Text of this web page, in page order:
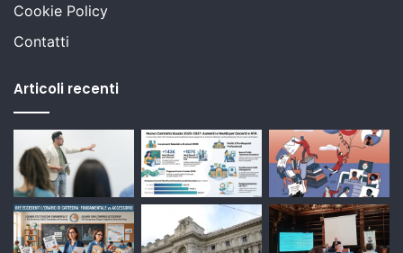
Cookie Policy
Contatti
Articoli recenti